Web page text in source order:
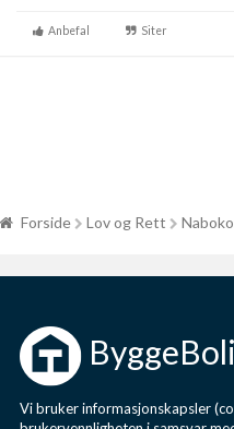
Anbefal Siter
Forside Lov og Rett
Vi bruker informasjonskapsler